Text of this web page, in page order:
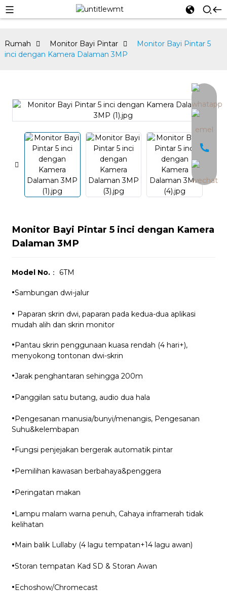
Rumah Monitor Bayi Pintar
Monitor Bayi Pintar 5
inci dengan Kamera Dalaman 3MP
Monitor Bayi Pintar 5 inci dengan Kamera
Dalaman 3MP
Model No.： 6TM
·Sambungan dwi-jalur
· Paparan skrin dwi, ​​paparan pada kedua-dua aplikasi
mudah alih dan skrin monitor
·Pantau skrin penggunaan kuasa rendah (4 hari+),
menyokong tontonan dwi-skrin
·Jarak penghantaran sehingga 200m
·Panggilan satu butang, audio dua hala
·Pengesanan manusia/bunyi/menangis, Pengesanan
Suhu&kelembapan
·Fungsi penjejakan bergerak automatik pintar
·Pemilihan kawasan berbahaya&penggera
·Peringatan makan
·Lampu malam warna penuh, Cahaya inframerah tidak
kelihatan
·Main balik Lullaby (4 lagu tempatan+14 lagu awan)
·Storan tempatan Kad SD & Storan Awan
·Echoshow/Chromecast